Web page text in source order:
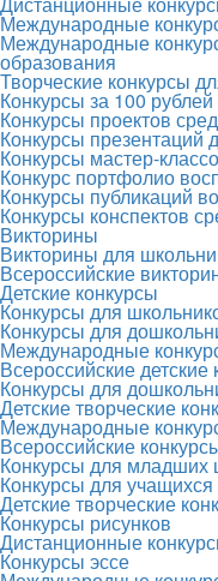
Международные
Международные
образования
Творческие конкурсы
Конкурсы за 100 рублей
Конкурсы проектов
Конкурсы презентаций
Конкурсы мастер-
Конкурс портфолио
Конкурсы публикаций
Конкурсы конспектов
Викторины
Викторины для
Всероссийские
Детские конкурсы
Конкурсы для
Конкурсы для
Международные
Всероссийские детские
Конкурсы для
Детские творческие
Международные
Всероссийские
Конкурсы для младших
Конкурсы для учащихся
Детские творческие
Конкурсы рисунков
Дистанционные
Конкурсы эссе